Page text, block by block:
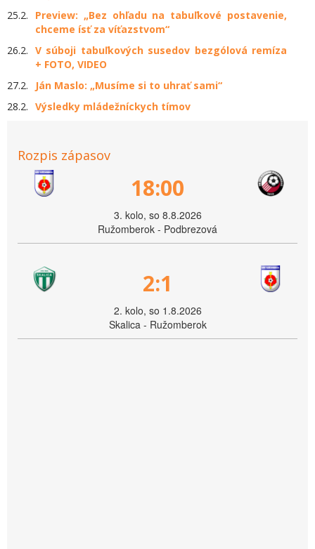
25.2.
Preview: „Bez ohľadu na tabuľkové postavenie,
chceme ísť za víťazstvom“
26.2. V súboji tabuľkových susedov bezgólová remíza
+ FOTO, VIDEO
27.2.
Ján Maslo: „Musíme si to uhrať sami“
28.2. Výsledky mládežníckych tímov
Rozpis zápasov
18:00
3. kolo, so 8.8.2026
Ružomberok - Podbrezová
2:1
2. kolo, so 1.8.2026
Skalica - Ružomberok